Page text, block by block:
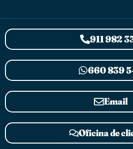
911 982
660 839
Email
Oficina de